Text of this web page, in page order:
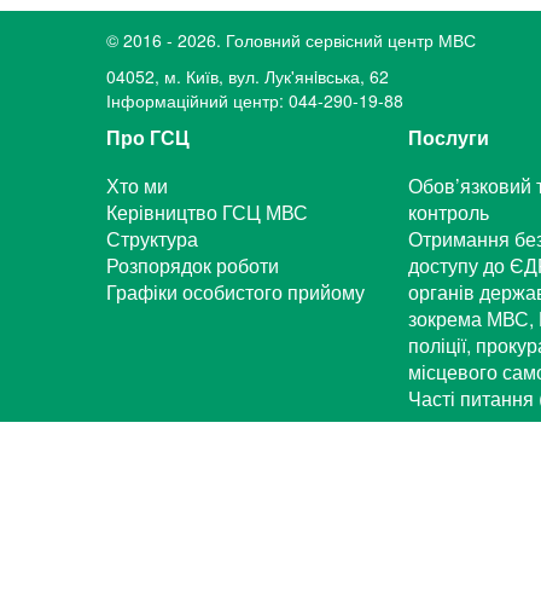
© 2016 - 2026. Головний сервісний центр МВС
04052, м. Київ, вул. Лук'янiвська, 62
Інформаційний центр: 044-290-19-88
Про ГСЦ
Хто ми
Керівництво ГСЦ МВС
Структура
Розпорядок роботи
Графіки особистого прийому
Послуги
Обов’язковий
контроль
Отримання
доступу до
органів
зокрема МВС,
поліції,
місцевого
Часті питання